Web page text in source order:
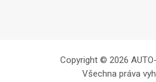
Copyright © 2026
Všechna práva